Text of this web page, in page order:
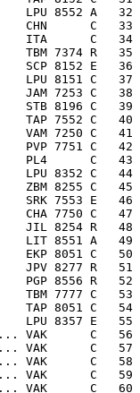
LPU 8552 A   32
CHN      C   33
ITA      C   34
TBM 7374 R   35
SCP 8152 E   36
LPU 8151 C   37
JAM 7253 C   38
STB 8196 C   39
TAP 7552 C   40
VAM 7250 C   41
PVP 7751 C   42
PL4      C   43
LPU 8352 C   44
ZBM 8255 C   45
SRK 7553 E   46
CHA 7750 C   47
JIL 8254 R   48
LIT 8551 A   49
EKP 8051 C   50
JPV 8277 R   51
PGP 8556 R   52
TBM 7777 C   53
TAP 8051 C   54
LPU 8357 E   55
VAK      C   56
VAK      C   57
VAK      C   58
VAK      C   59
VAK      C   60